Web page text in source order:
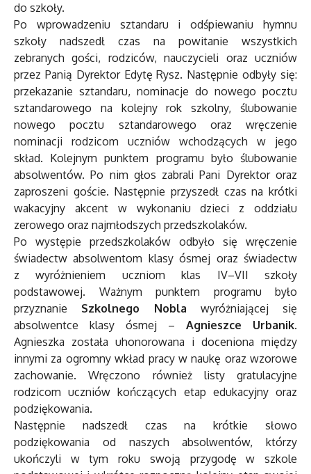
do szkoły.
Po wprowadzeniu sztandaru i odśpiewaniu hymnu
szkoły nadszedł czas na powitanie wszystkich
zebranych gości, rodziców, nauczycieli oraz uczniów
przez Panią Dyrektor Edytę Rysz. Następnie odbyły się:
przekazanie sztandaru, nominacje do nowego pocztu
sztandarowego na kolejny rok szkolny, ślubowanie
nowego pocztu sztandarowego oraz wręczenie
nominacji rodzicom uczniów wchodzących w jego
skład. Kolejnym punktem programu było ślubowanie
absolwentów. Po nim głos zabrali Pani Dyrektor oraz
zaproszeni goście. Następnie przyszedł czas na krótki
wakacyjny akcent w wykonaniu dzieci z oddziału
zerowego oraz najmłodszych przedszkolaków.
Po występie przedszkolaków odbyło się wręczenie
świadectw absolwentom klasy ósmej oraz świadectw
z wyróżnieniem uczniom klas IV–VII szkoły
podstawowej. Ważnym punktem programu było
przyznanie Szkolnego Nobla wyróżniającej się
absolwentce klasy ósmej – Agnieszce Urbanik.
Agnieszka została uhonorowana i doceniona między
innymi za ogromny wkład pracy w naukę oraz wzorowe
zachowanie. Wręczono również listy gratulacyjne
rodzicom uczniów kończących etap edukacyjny oraz
podziękowania.
Następnie nadszedł czas na krótkie słowo
podziękowania od naszych absolwentów, którzy
ukończyli w tym roku swoją przygodę w szkole